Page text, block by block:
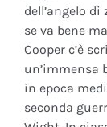
dell’angelo
se va bene
Cooper c’è
un’immensa
in epoca
seconda